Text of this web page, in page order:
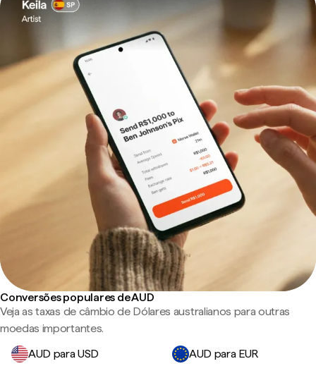
Conversões populares de AUD
Veja as taxas de câmbio de Dólares australianos para outras
moedas importantes.
AUD para USD
AUD para EUR